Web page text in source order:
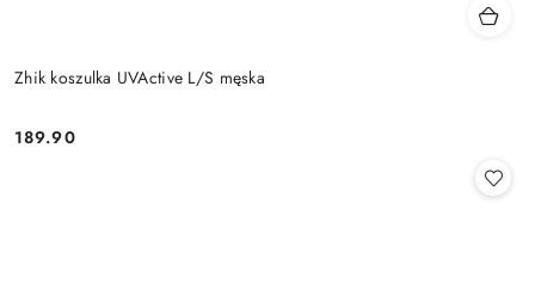
Zhik koszulka UVActive L/S męska
Cena:
189.90